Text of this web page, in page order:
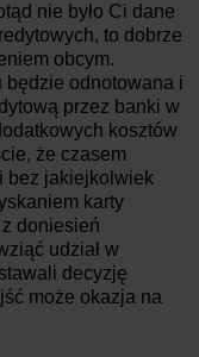
nie było Ci dane
to dobrze
obcym.
będzie odnotowana i
przez banki w
kosztów
że czasem
bez jakiejkolwiek
karty
doniesień
udział w
decyzję
może okazja na